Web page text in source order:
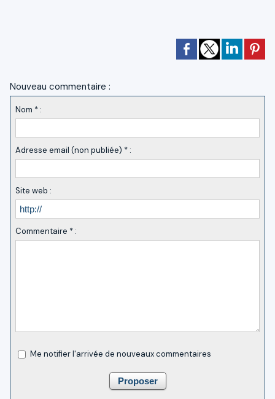
Nouveau commentaire :
Nom * :
Adresse email (non publiée) * :
Site web :
Commentaire * :
Me notifier l'arrivée de nouveaux commentaires